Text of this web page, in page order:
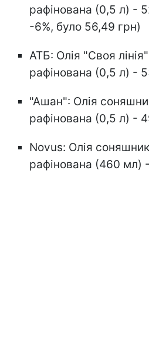
рафінована (0,5 л) -
-6%, було 56,49 грн)
АТБ: Олія "Своя
рафінована (0,5 л) -
"Ашан": Олія
рафінована (0,5 л) -
Novus: Олія
рафінована (460 мл)